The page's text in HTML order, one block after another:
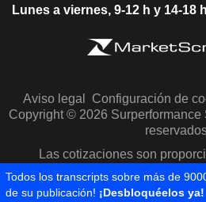
Lunes a viernes, 9-12 h y 14-18 h
Aviso legal Configuración de
Copyright © 2026 Surperformance
Las cotizaciones son
Morningstar y S&P
Todos los transcripts sobre más de
de su publicación! ¡Desbloquéelos ya!